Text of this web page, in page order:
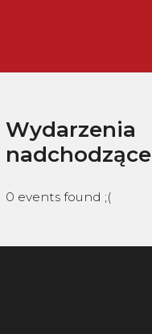
Wydarzenia
nadchodzące
0 events found ;(